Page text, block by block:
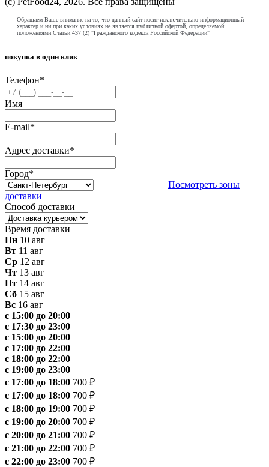
Обращаем Ваше внимание на то, что данный сайт носит исключительно информационный
характер и ни при каких условиях не является публичной офертой, определяемой
положениями Статьи 437 (2) "Гражданского кодекса Российской Федерации"
покупка в один клик
Телефон*
Имя
E-mail*
Адрес доставки*
Город*
Посмотреть зоны
доставки
Способ доставки
Время доставки
Пн 10 авг
Вт 11 авг
Ср 12 авг
Чт 13 авг
Пт 14 авг
Сб 15 авг
Вс 16 авг
с 15:00 до 20:00
с 17:30 до 23:00
с 15:00 до 20:00
с 17:00 до 22:00
с 18:00 до 22:00
с 19:00 до 23:00
с 17:00 до 18:00 700 ₽
с 17:00 до 18:00 700 ₽
с 18:00 до 19:00 700 ₽
с 19:00 до 20:00 700 ₽
с 20:00 до 21:00 700 ₽
с 21:00 до 22:00 700 ₽
с 22:00 до 23:00 700 ₽